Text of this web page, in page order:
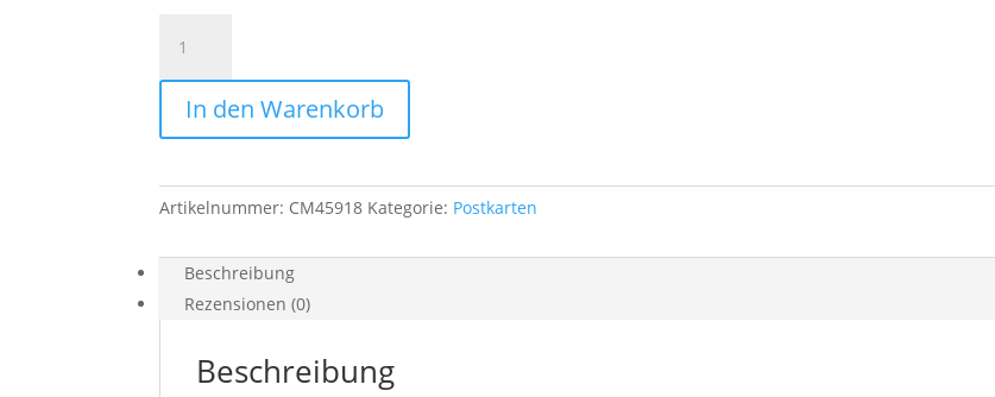
mit
abgerundeten
Ecken
"Spaziergang
Park"
Menge
In den Warenkorb
Artikelnummer: CM45918 Kategorie: Postkarten
Beschreibung
Rezensionen (0)
Beschreibung